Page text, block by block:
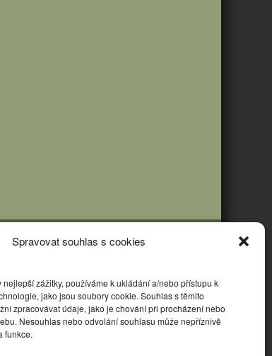
Spravovat souhlas s cookies
nejlepší zážitky, používáme k ukládání a/nebo přístupu k
jako jsou soubory cookie. Souhlas s těmito
zpracovávat údaje, jako je chování při procházení nebo
Nesouhlas nebo odvolání souhlasu může nepříznivě
funkce.